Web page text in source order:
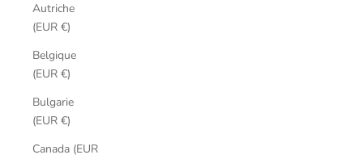
Autriche
(EUR €)
Belgique
(EUR €)
Bulgarie
(EUR €)
Canada (EUR